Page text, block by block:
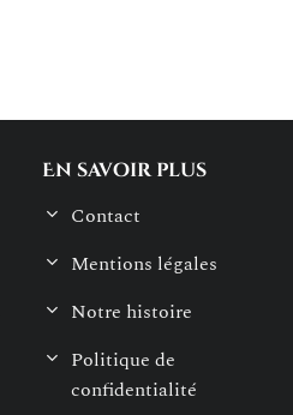
En savoir plus
Contact
Mentions légales
Notre histoire
Politique de
confidentialité